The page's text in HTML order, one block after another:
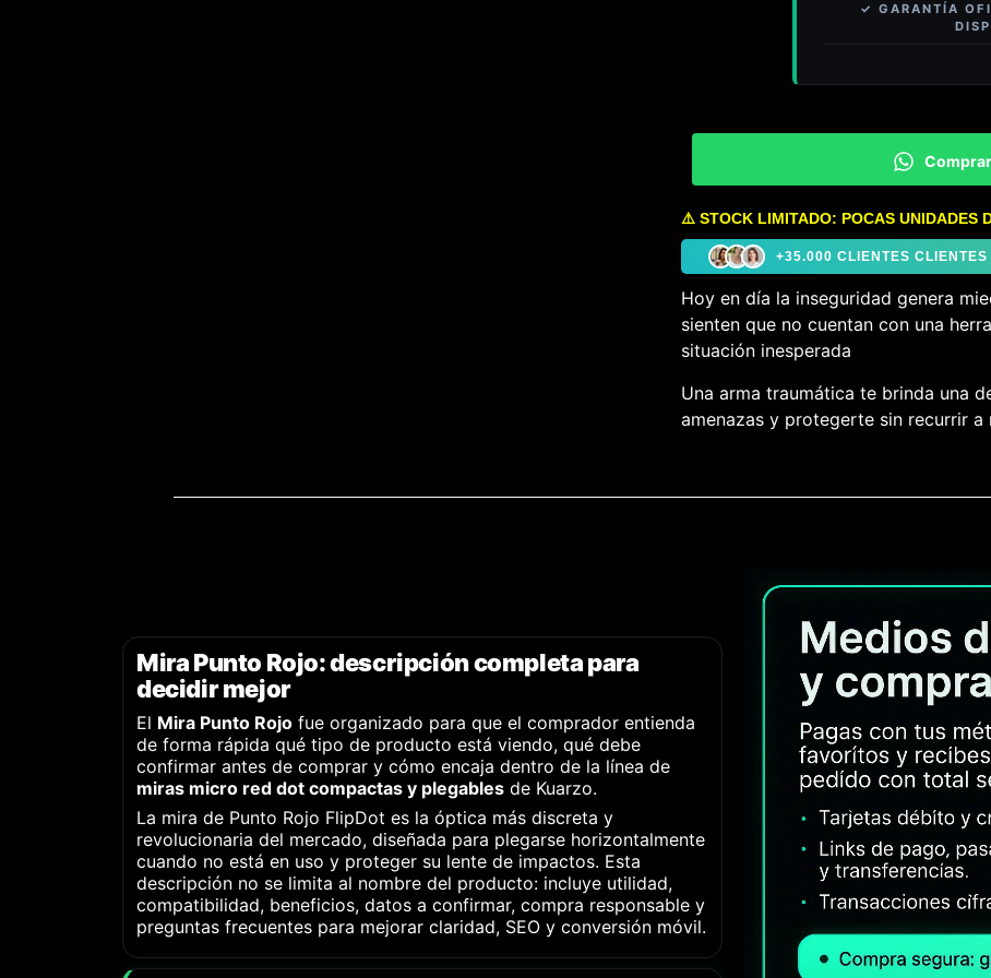
⚠️ STOCK LIMITADO: POCAS UNIDADES
+35.000 CLIENTES
Hoy en día la inseguridad genera
sienten que no cuentan con una
situación inesperada
Una arma traumática te brinda una
amenazas y protegerte sin recurrir a
Mira Punto Rojo: descripción completa para
decidir mejor
El Mira Punto Rojo fue organizado para que el comprador entienda
de forma rápida qué tipo de producto está viendo, qué debe
confirmar antes de comprar y cómo encaja dentro de la línea de
miras micro red dot compactas y plegables de Kuarzo.
La mira de Punto Rojo FlipDot es la óptica más discreta y
revolucionaria del mercado, diseñada para plegarse horizontalmente
cuando no está en uso y proteger su lente de impactos. Esta
descripción no se limita al nombre del producto: incluye utilidad,
compatibilidad, beneficios, datos a confirmar, compra responsable y
preguntas frecuentes para mejorar claridad, SEO y conversión móvil.